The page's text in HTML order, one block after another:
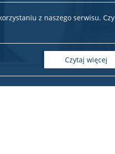
z naszego serwisu. Czy
czytaj więcej